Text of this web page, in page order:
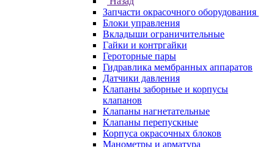
Запчасти окрасочного оборудования
Блоки управления
Вкладыши ограничительные
Гайки и контргайки
Героторные пары
Гидравлика мембранных аппаратов
Датчики давления
Клапаны заборные и корпусы
клапанов
Клапаны нагнетательные
Клапаны перепускные
Корпуса окрасочных блоков
Манометры и арматура